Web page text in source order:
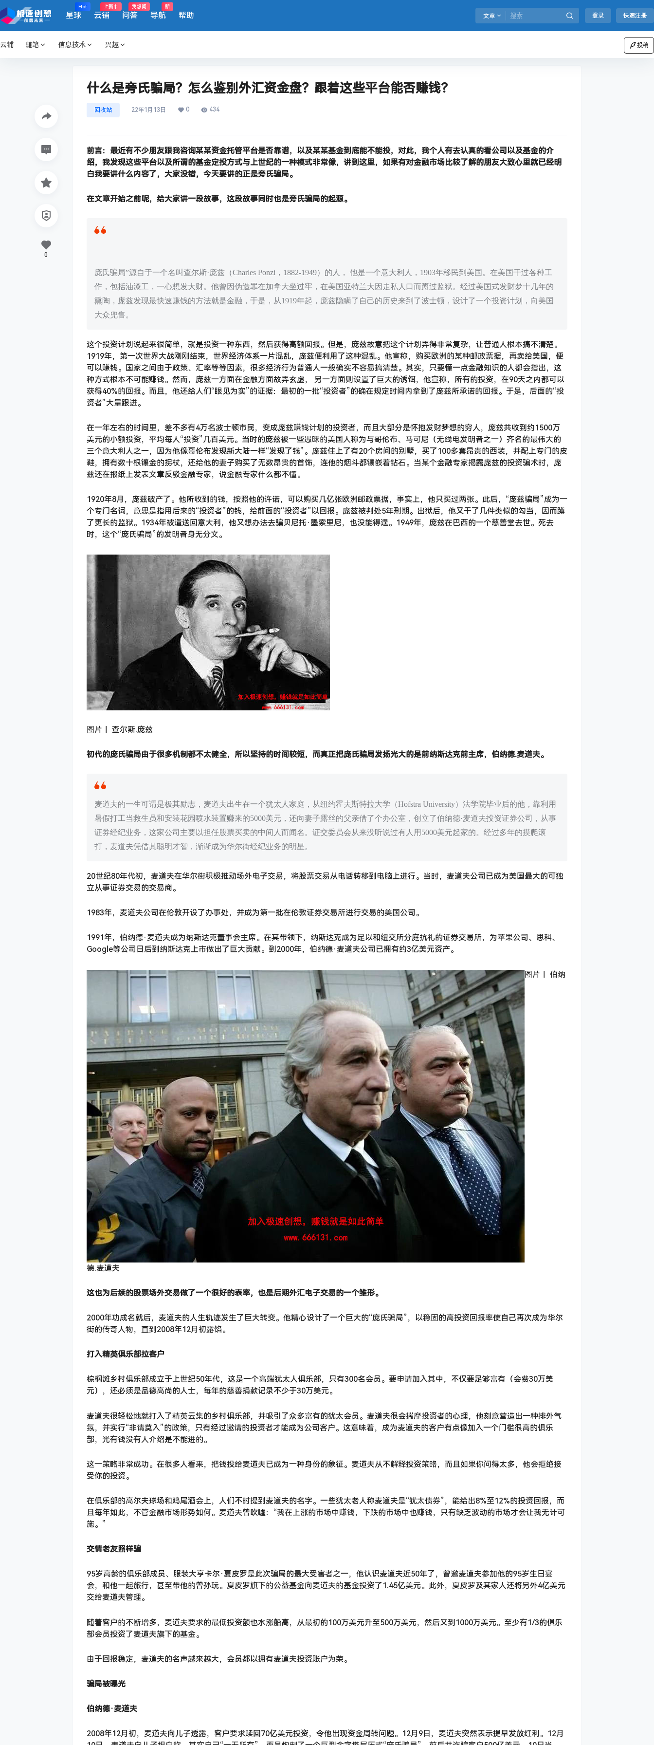
星球
Hot
云铺
上新中
问答
我想问
导航
新
帮助 文章 登录 快速注册
云铺 随笔 信息技术 兴趣 投稿
什么是旁氏骗局？怎么鉴别外汇资金盘？跟着这些平台能否赚钱？
回收站 22年1月13日 0 434
前言： 最近有不少朋友跟我咨询某某资金托管平台是否靠谱，以及某某基金到底能不能投，对此，我个人有去认真的看公司以及基金的介
绍，我发现这些平台以及所谓的基金定投方式与上世纪的一种模式非常像，讲到这里，如果有对金融市场比较了解的朋友大致心里就已经明
白我要讲什么内容了，大家没错，今天要讲的正是旁氏骗局。
在文章开始之前呢，给大家讲一段故事，这段故事同时也是旁氏骗局的起源。
庞氏骗局”源自于一个名叫查尔斯·庞兹（Charles Ponzi，1882-1949）的人， 他是一个意大利人，1903年移民到美国。在美国干过各种工
作，包括油漆工，一心想发大财。他曾因伪造罪在加拿大坐过牢，在美国亚特兰大因走私人口而蹲过监狱。经过美国式发财梦十几年的
熏陶，庞兹发现最快速赚钱的方法就是金融，于是，从1919年起，庞兹隐瞒了自己的历史来到了波士顿，设计了一个投资计划，向美国
大众兜售。
这个投资计划说起来很简单，就是投资一种东西，然后获得高额回报。但是，庞兹故意把这个计划弄得非常复杂，让普通人根本搞不清楚。
1919年，第一次世界大战刚刚结束，世界经济体系一片混乱，庞兹便利用了这种混乱。他宣称，购买欧洲的某种邮政票据，再卖给美国，便
可以赚钱。国家之间由于政策、汇率等等因素，很多经济行为普通人一般确实不容易搞清楚。其实，只要懂一点金融知识的人都会指出，这
种方式根本不可能赚钱。然而，庞兹一方面在金融方面故弄玄虚， 另一方面则设置了巨大的诱饵，他宣称，所有的投资，在90天之内都可以
获得40%的回报。而且，他还给人们“眼见为实”的证据：最初的一批“投资者”的确在规定时间内拿到了庞兹所承诺的回报。于是，后面的“投
资者”大量跟进。
在一年左右的时间里，差不多有4万名波士顿市民，变成庞兹赚钱计划的投资者，而且大部分是怀抱发财梦想的穷人，庞兹共收到约1500万
美元的小额投资，平均每人“投资”几百美元。当时的庞兹被一些愚昧的美国人称为与哥伦布、马可尼（无线电发明者之一）齐名的最伟大的
三个意大利人之一，因为他像哥伦布发现新大陆一样“发现了钱”。庞兹住上了有20个房间的别墅，买了100多套昂贵的西装，并配上专门的皮
鞋，拥有数十根镶金的拐杖，还给他的妻子购买了无数昂贵的首饰，连他的烟斗都镶嵌着钻石。当某个金融专家揭露庞兹的投资骗术时，庞
兹还在报纸上发表文章反驳金融专家，说金融专家什么都不懂。
1920年8月，庞兹破产了。他所收到的钱，按照他的许诺，可以购买几亿张欧洲邮政票据，事实上，他只买过两张。此后，“庞兹骗局”成为一
个专门名词，意思是指用后来的“投资者”的钱，给前面的“投资者”以回报。庞兹被判处5年刑期。出狱后，他又干了几件类似的勾当，因而蹲
了更长的监狱。1934年被遣送回意大利，他又想办法去骗贝尼托·墨索里尼，也没能得逞。1949年，庞兹在巴西的一个慈善堂去世。死去
时，这个“庞氏骗局”的发明者身无分文。
图片｜ 查尔斯.庞兹
初代的庞氏骗局由于很多机制都不太健全，所以坚持的时间较短，而真正把庞氏骗局发扬光大的是前纳斯达克前主席，伯纳德.麦道夫。
麦道夫的一生可谓是极其励志，麦道夫出生在一个犹太人家庭，从纽约霍夫斯特拉大学（Hofstra University）法学院毕业后的他，靠利用
暑假打工当救生员和安装花园喷水装置赚来的5000美元，还向妻子露丝的父亲借了个办公室，创立了伯纳德·麦道夫投资证券公司，从事
证券经纪业务，这家公司主要以担任股票买卖的中间人而闻名。证交委员会从来没听说过有人用5000美元起家的。经过多年的摸爬滚
打，麦道夫凭借其聪明才智，渐渐成为华尔街经纪业务的明星。
20世纪80年代初，麦道夫在华尔街积极推动场外电子交易，将股票交易从电话转移到电脑上进行。当时，麦道夫公司已成为美国最大的可独
立从事证券交易的交易商。
1983年，麦道夫公司在伦敦开设了办事处，并成为第一批在伦敦证券交易所进行交易的美国公司。
1991年，伯纳德·麦道夫成为纳斯达克董事会主席。在其带领下，纳斯达克成为足以和纽交所分庭抗礼的证券交易所，为苹果公司、思科、
Google等公司日后到纳斯达克上市做出了巨大贡献。到2000年，伯纳德·麦道夫公司已拥有约3亿美元资产。
图片｜ 伯纳
德.麦道夫
这也为后续的股票场外交易做了一个很好的表率，也是后期外汇电子交易的一个雏形。
2000年功成名就后，麦道夫的人生轨迹发生了巨大转变。他精心设计了一个巨大的“庞氏骗局”，以稳固的高投资回报率使自己再次成为华尔
街的传奇人物，直到2008年12月初露馅。
打入精英俱乐部拉客户
棕榈滩乡村俱乐部成立于上世纪50年代，这是一个高端犹太人俱乐部，只有300名会员。要申请加入其中，不仅要足够富有（会费30万美
元），还必须是品德高尚的人士，每年的慈善捐款记录不少于30万美元。
麦道夫很轻松地就打入了精英云集的乡村俱乐部，并吸引了众多富有的犹太会员。麦道夫很会揣摩投资者的心理，他刻意营造出一种排外气
氛，并实行“非请莫入”的政策，只有经过邀请的投资者才能成为公司客户。这意味着，成为麦道夫的客户有点像加入一个门槛很高的俱乐
部，光有钱没有人介绍是不能进的。
这一策略非常成功。在很多人看来，把钱投给麦道夫已成为一种身份的象征。麦道夫从不解释投资策略，而且如果你问得太多，他会拒绝接
受你的投资。
在俱乐部的高尔夫球场和鸡尾酒会上，人们不时提到麦道夫的名字。一些犹太老人称麦道夫是“犹太债券”，能给出8%至12%的投资回报，而
且每年如此，不管金融市场形势如何。麦道夫曾吹嘘：“我在上涨的市场中赚钱，下跌的市场中也赚钱，只有缺乏波动的市场才会让我无计可
施。”
交情老友照样骗
95岁高龄的俱乐部成员、服装大亨卡尔·夏皮罗是此次骗局的最大受害者之一，他认识麦道夫近50年了，曾邀麦道夫参加他的95岁生日宴
会，和他一起旅行，甚至带他的曾孙玩。夏皮罗旗下的公益基金向麦道夫的基金投资了1.45亿美元。此外，夏皮罗及其家人还将另外4亿美元
交给麦道夫管理。
随着客户的不断增多，麦道夫要求的最低投资额也水涨船高，从最初的100万美元升至500万美元，然后又到1000万美元。至少有1/3的俱乐
部会员投资了麦道夫旗下的基金。
由于回报稳定，麦道夫的名声越来越大，会员都以拥有麦道夫投资账户为荣。
骗局被曝光
伯纳德·麦道夫
2008年12月初，麦道夫向儿子透露，客户要求赎回70亿美元投资，令他出现资金周转问题。12月9日，麦道夫突然表示提早发放红利。12月
0